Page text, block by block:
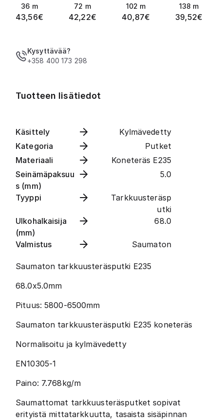
36 m
43,56€
72 m
42,22€
102 m
40,87€
138 m
39,52€
Kysyttävää?
+358 400 173 298
Tuotteen lisätiedot
Käsittely
Kylmävedetty
Kategoria
Putket
Materiaali
Koneteräs E235
Seinämäpaksuu
s (mm)
5.0
Tyyppi
Tarkkuusteräsp
utki
Ulkohalkaisija
(mm)
68.0
Valmistus Saumaton
Saumaton tarkkuusteräsputki E235
68.0x5.0mm
Pituus: 5800-6500mm
Saumaton tarkkuusteräsputki E235 koneteräs
Normalisoitu ja kylmävedetty
EN10305-1
Paino: 7.768kg/m
Saumattomat tarkkuusteräsputket sopivat
erityistä mittatarkkuutta, tasaista sisäpinnan